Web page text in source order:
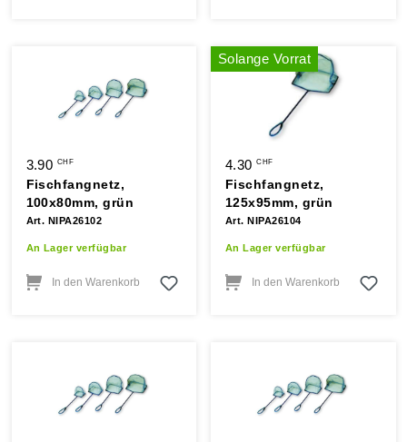
3.90 CHF
Fischfangnetz,
100x80mm, grün
Art. NIPA26102
An Lager verfügbar
In den Warenkorb
Solange Vorrat
4.30CHF
Fischfangnetz,
125x95mm, grün
Art. NIPA26104
An Lager verfügbar
In den Warenkorb